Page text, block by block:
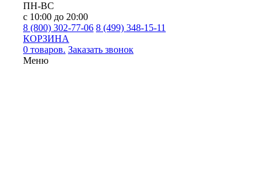
ПН-ВС
с 10:00 до 20:00
8 (800) 302-77-06 8 (499) 348-15-11
КОРЗИНА
0 товаров. Заказать звонок
Меню